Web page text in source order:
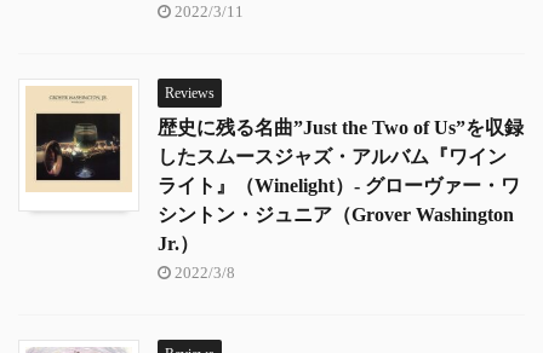
2022/3/11
Reviews
歴史に残る名曲”Just the Two of Us”を収録
したスムースジャズ・アルバム『ワイン
ライト』（Winelight）- グローヴァー・ワ
シントン・ジュニア（Grover Washington
Jr.）
2022/3/8